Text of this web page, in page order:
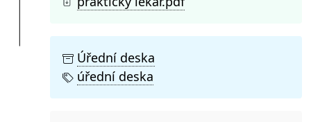
Úřední deska
úřední deska